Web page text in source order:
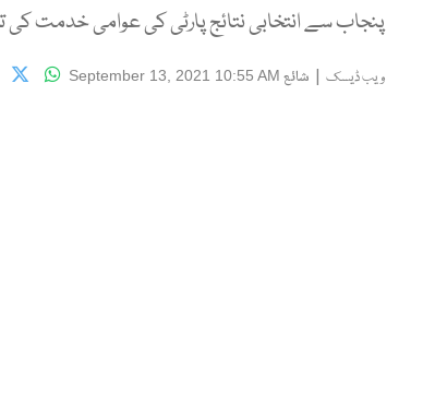
پنجاب سے انتخابی نتائج پارٹی کی عوامی خدمت کی
ویب ڈیسک | شائع September 13, 2021 10:55 AM